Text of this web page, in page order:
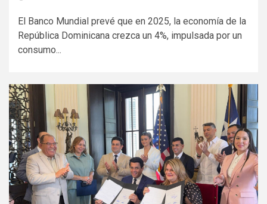
El Banco Mundial prevé que en 2025, la economía de la
República Dominicana crezca un 4%, impulsada por un
consumo...